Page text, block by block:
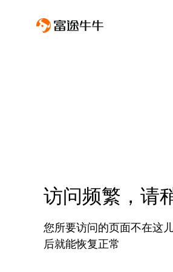
访问频繁，请
您所要访问的页面不在这
后就能恢复正常